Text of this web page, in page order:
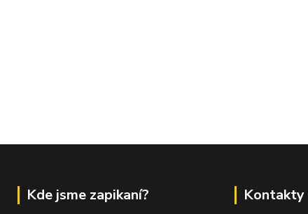
Kde jsme zapikaní? Kontakty